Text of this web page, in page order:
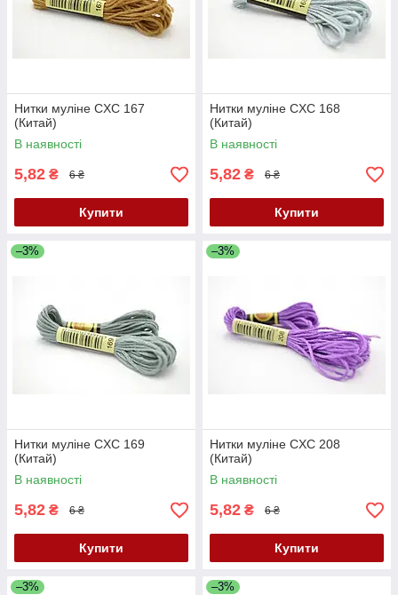
Нитки муліне CXC 167
(Китай)
В наявності
5,82 ₴ 6 ₴
Купити
Нитки муліне CXC 168
(Китай)
В наявності
5,82 ₴ 6 ₴
Купити
–3%
Нитки муліне CXC 169
(Китай)
В наявності
5,82 ₴ 6 ₴
Купити
–3%
Нитки муліне CXC 208
(Китай)
В наявності
5,82 ₴ 6 ₴
Купити
–3% –3%